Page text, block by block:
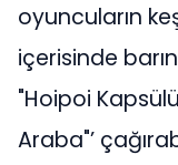
oyuncuların
içerisinde
"Hoipoi
Araba"’